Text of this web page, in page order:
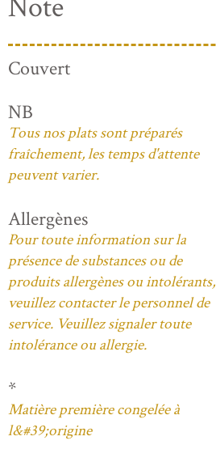
Note
Couvert
NB
Tous nos plats sont préparés
fraîchement, les temps d'attente
peuvent varier.
Allergènes
Pour toute information sur la
présence de substances ou de
produits allergènes ou intolérants,
veuillez contacter le personnel de
service. Veuillez signaler toute
intolérance ou allergie.
*
Matière première congelée à
l&#39;origine